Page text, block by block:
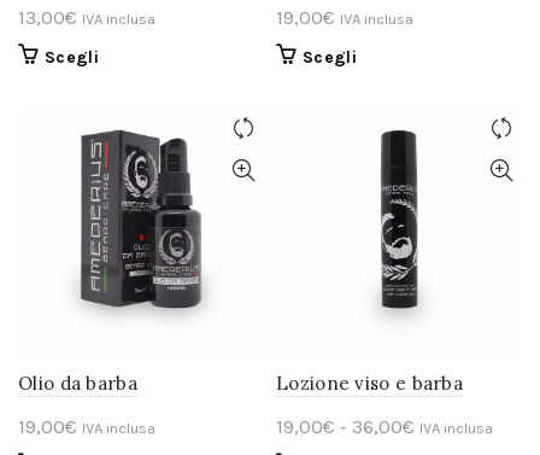
13,00€ IVA inclusa
ScegliQuesto
più
varianti.
Le
opzioni
possono
essere
scelte
del
prodotto
19,00€ IVA inclusa
ScegliQuesto
varianti.
opzioni
possono
essere
scelte
nella
del
prodotto
Olio da barba
19,00€ IVA inclusa
Lozione viso e barba
19,00€ - 36,00€ Fascia
IVA inclusa